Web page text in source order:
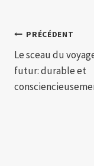
Navigation
de
l’article
PRÉCÉDENT
Le sceau du
futur: durable et